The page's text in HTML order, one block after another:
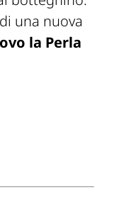
una nuova
la Perla